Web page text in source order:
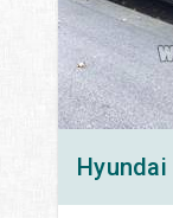
Hyundai